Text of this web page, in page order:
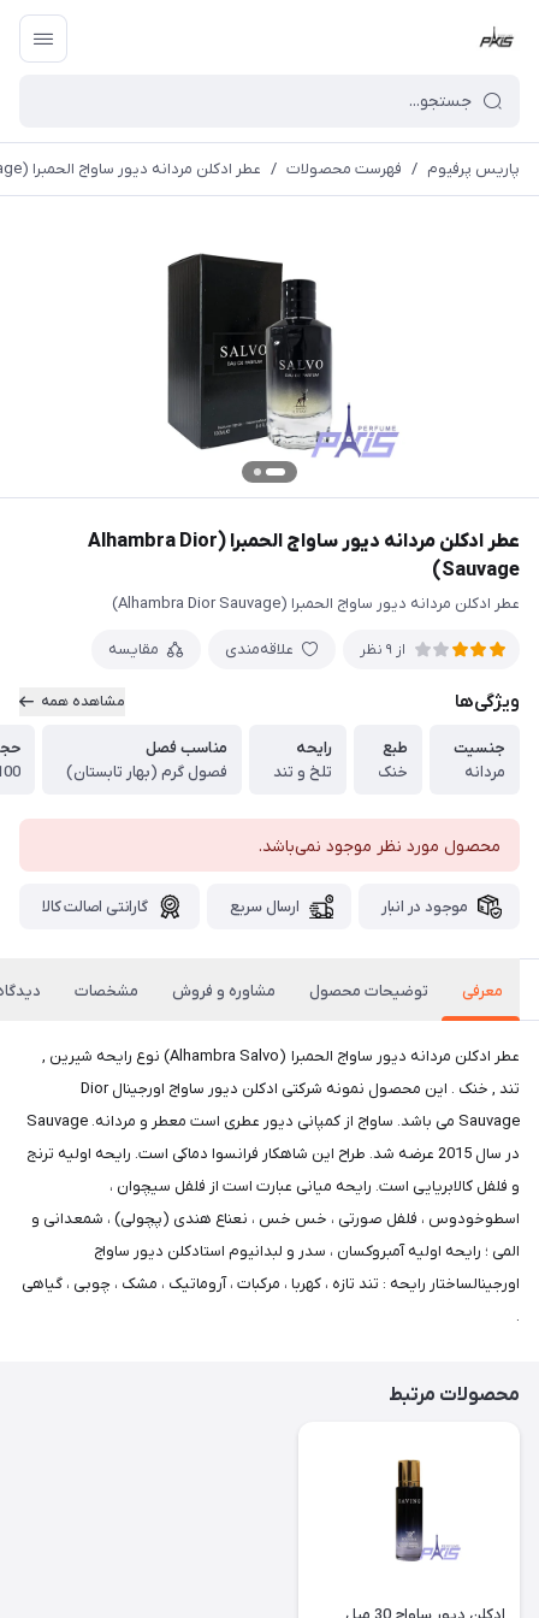
پاریس پرفیوم / فهرست محصولات / عطر ادکلن مردانه دیور ساواج الحمبرا (Alhambra Dior Sauvage)
عطر ادکلن مردانه دیور ساواج الحمبرا (Alhambra Dior
Sauvage)
عطر ادکلن مردانه دیور ساواج الحمبرا (Alhambra Dior Sauvage)
از 9 نظر علاقه‌مندی مقایسه
ویژگی‌ها مشاهده همه
جنسیت
مردانه
طبع
خنک
رایحه
تلخ و تند
مناسب فصل
فصول گرم (بهار تابستان)
100
محصول مورد نظر موجود نمی‌باشد.
موجود در انبار ارسال سریع گارانتی اصالت کالا
معرفی توضیحات محصول مشاوره و فروش مشخصات
عطر ادکلن مردانه دیور ساواج الحمبرا (Alhambra Salvo) نوع رایحه شیرین ,
تند , خنک . این محصول نمونه شرکتی ادکلن دیور ساواج اورجینال Dior
Sauvage می باشد. ساواج از کمپانی دیور عطری است معطر و مردانه. Sauvage
در سال 2015 عرضه شد. طراح این شاهکار فرانسوا دماکی است. رایحه اولیه ترنج
و فلفل کالابریایی است. رایحه میانی عبارت است از فلفل سیچوان ،
اسطوخودوس ، فلفل صورتی ، خس خس ، نعناع هندی (پچولی) ، شمعدانی و
المی ؛ رایحه اولیه آمبروکسان ، سدر و لبدانیوم استادکلن دیور ساواج
اورجینالساختار رایحه : تند تازه ، کهربا ، مرکبات ، آروماتیک ، مشک ، چوبی ، گیاهی
.
محصولات مرتبط